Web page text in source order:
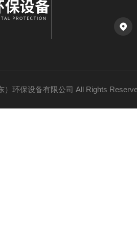
）环保设备有限公司 All Rights